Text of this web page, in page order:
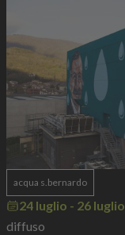
acqua s.bernardo
24 luglio - 26 luglio
diffuso